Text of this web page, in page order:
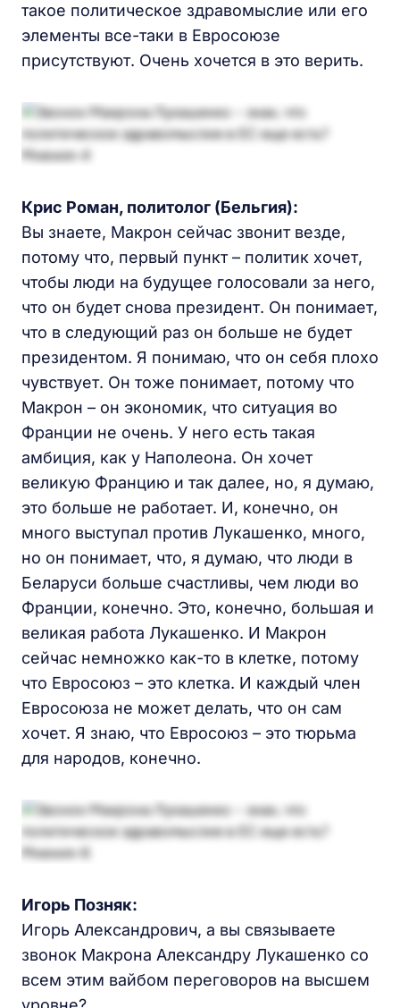
такое политическое здравомыслие или его
элементы все-таки в Евросоюзе
присутствуют. Очень хочется в это верить.
Крис Роман, политолог (Бельгия):
Вы знаете, Макрон сейчас звонит везде,
потому что, первый пункт – политик хочет,
чтобы люди на будущее голосовали за него,
что он будет снова президент. Он понимает,
что в следующий раз он больше не будет
президентом. Я понимаю, что он себя плохо
чувствует. Он тоже понимает, потому что
Макрон – он экономик, что ситуация во
Франции не очень. У него есть такая
амбиция, как у Наполеона. Он хочет
великую Францию и так далее, но, я думаю,
это больше не работает. И, конечно, он
много выступал против Лукашенко, много,
но он понимает, что, я думаю, что люди в
Беларуси больше счастливы, чем люди во
Франции, конечно. Это, конечно, большая и
великая работа Лукашенко. И Макрон
сейчас немножко как-то в клетке, потому
что Евросоюз – это клетка. И каждый член
Евросоюза не может делать, что он сам
хочет. Я знаю, что Евросоюз – это тюрьма
для народов, конечно.
Игорь Позняк:
Игорь Александрович, а вы связываете
звонок Макрона Александру Лукашенко со
всем этим вайбом переговоров на высшем